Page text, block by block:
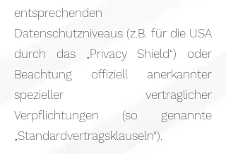
entsprechenden
Datenschutzniveaus (z.B. für die USA
durch das „Privacy Shield“) oder
Beachtung offiziell anerkannter
spezieller vertraglicher
Verpflichtungen (so genannte
„Standardvertragsklauseln“).